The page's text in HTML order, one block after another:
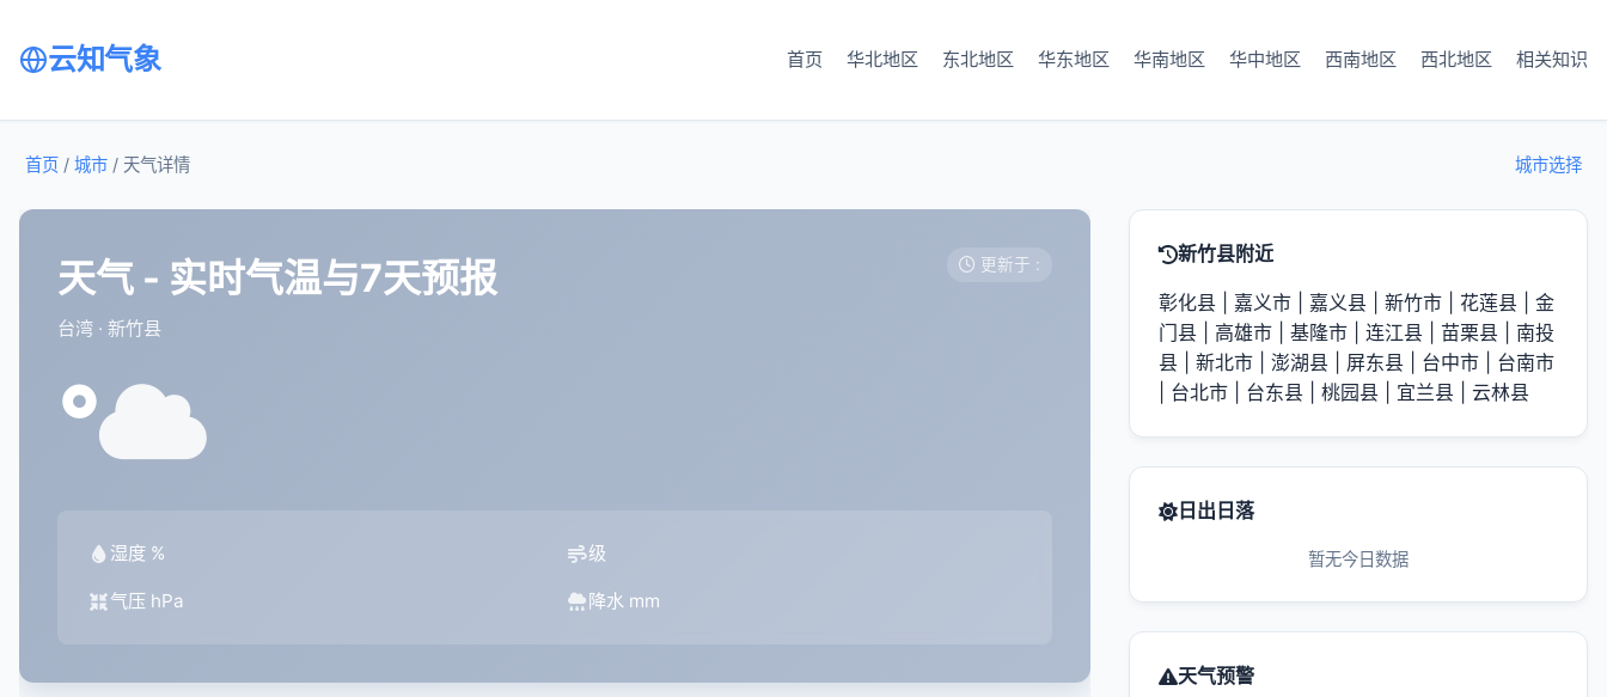
云知气象 首页 华北地区 东北地区 华东地区 华南地区 华中地区 西南地区 西北地区 相关知识
城市选择
首页 / 城市 / 天气详情
天气 - 实时气温与7天预报
台湾 · 新竹县
更新于 :
°
湿度 % 级
气压 hPa 降水 mm
新竹县附近
彰化县 嘉义市 嘉义县 新竹市 花莲县
金
门县
高雄市 基隆市 连江县 苗栗县
南投
县
新北市 澎湖县 屏东县 台中市
台南市
台北市 台东县 桃园县 宜兰县 云林县
日出日落
暂无今日数据
天气预警